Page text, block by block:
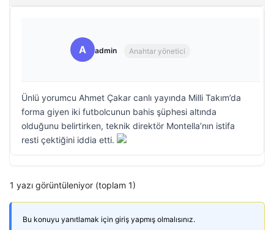
A admin Anahtar yönetici
Ünlü yorumcu Ahmet Çakar canlı yayında Milli Takım’da
forma giyen iki futbolcunun bahis şüphesi altında
olduğunu belirtirken, teknik direktör Montella’nın istifa
resti çektiğini iddia etti.
1 yazı görüntüleniyor (toplam 1)
Bu konuyu yanıtlamak için giriş yapmış olmalısınız.